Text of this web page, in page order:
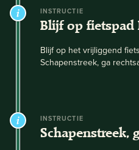
INSTRUCTIE
Blijf op fietspad
Blijf op het vrijliggend
Schapenstreek, ga
INSTRUCTIE
Schapenstreek,